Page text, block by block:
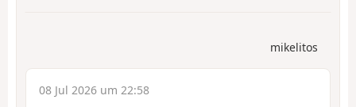
mikelitos
08 Jul 2026 um 22:58